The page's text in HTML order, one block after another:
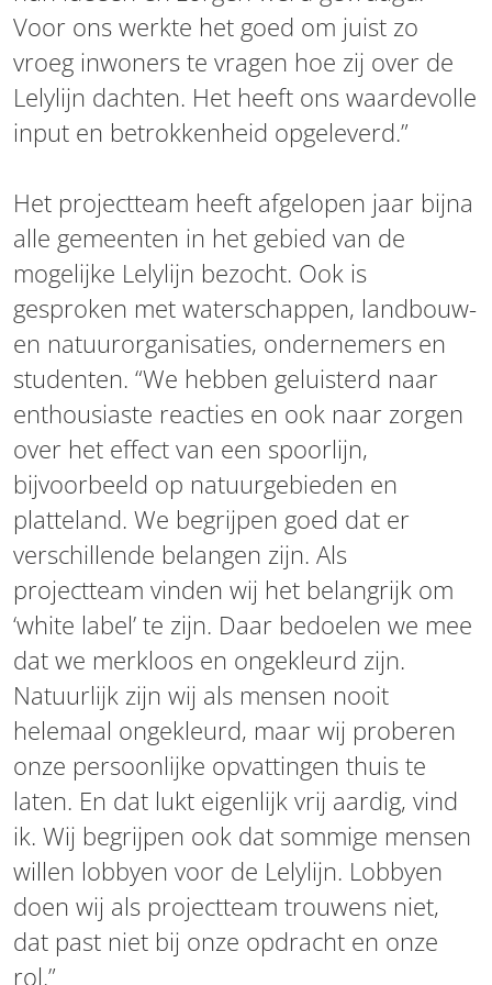
Voor ons werkte het goed om juist zo
vroeg inwoners te vragen hoe zij over de
Lelylijn dachten. Het heeft ons waardevolle
input en betrokkenheid opgeleverd.”
Het projectteam heeft afgelopen jaar bijna
alle gemeenten in het gebied van de
mogelijke Lelylijn bezocht. Ook is
gesproken met waterschappen, landbouw-
en natuurorganisaties, ondernemers en
studenten. “We hebben geluisterd naar
enthousiaste reacties en ook naar zorgen
over het effect van een spoorlijn,
bijvoorbeeld op natuurgebieden en
platteland. We begrijpen goed dat er
verschillende belangen zijn. Als
projectteam vinden wij het belangrijk om
‘white label’ te zijn. Daar bedoelen we mee
dat we merkloos en ongekleurd zijn.
Natuurlijk zijn wij als mensen nooit
helemaal ongekleurd, maar wij proberen
onze persoonlijke opvattingen thuis te
laten. En dat lukt eigenlijk vrij aardig, vind
ik. Wij begrijpen ook dat sommige mensen
willen lobbyen voor de Lelylijn. Lobbyen
doen wij als projectteam trouwens niet,
dat past niet bij onze opdracht en onze
rol.”